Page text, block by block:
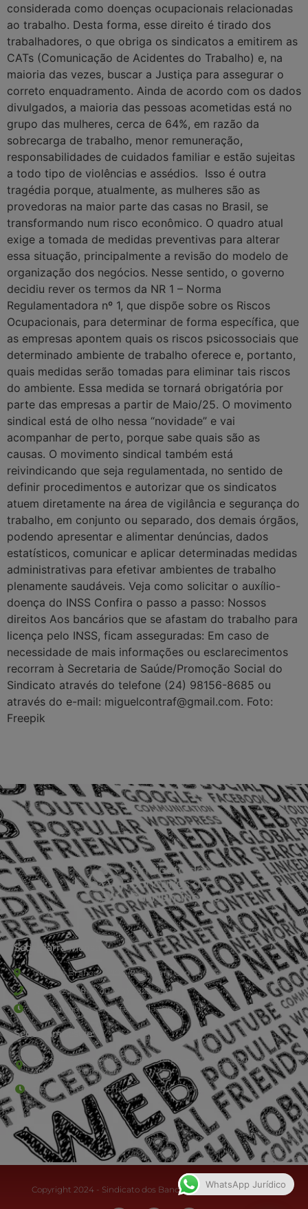
considerada como doenças ocupacionais relacionadas
ao trabalho. Desta forma, esse direito é tirado dos
trabalhadores, o que obriga os sindicatos a emitirem as
CATs (Comunicação de Acidentes do Trabalho) e, na
maioria das vezes, buscar a Justiça para assegurar o
correto enquadramento. Ainda de acordo com os dados
divulgados, a maioria das pessoas acometidas está no
grupo das mulheres, cerca de 64%, em razão da
sobrecarga de trabalho, menor remuneração,
responsabilidades de cuidados familiar e estão sujeitas
a todo tipo de violências e assédios. Isso é outra
tragédia porque, atualmente, as mulheres são as
provedoras na maior parte das casas no Brasil, se
transformando num risco econômico. O quadro atual
exige a tomada de medidas preventivas para alterar
essa situação, principalmente a revisão do modelo de
organização dos negócios. Nesse sentido, o governo
decidiu rever os termos da NR 1 – Norma
Regulamentadora nº 1, que dispõe sobre os Riscos
Ocupacionais, para determinar de forma específica, que
as empresas apontem quais os riscos psicossociais que
determinado ambiente de trabalho oferece e, portanto,
quais medidas serão tomadas para eliminar tais riscos
do ambiente. Essa medida se tornará obrigatória por
parte das empresas a partir de Maio/25. O movimento
sindical está de olho nessa “novidade” e vai
acompanhar de perto, porque sabe quais são as
causas. O movimento sindical também está
reivindicando que seja regulamentada, no sentido de
definir procedimentos e autorizar que os sindicatos
atuem diretamente na área de vigilância e segurança do
trabalho, em conjunto ou separado, dos demais órgãos,
podendo apresentar e alimentar denúncias, dados
estatísticos, comunicar e aplicar determinadas medidas
administrativas para efetivar ambientes de trabalho
plenamente saudáveis. Veja como solicitar o auxílio-
doença do INSS Confira o passo a passo: Nossos
direitos Aos bancários que se afastam do trabalho para
licença pelo INSS, ficam asseguradas: Em caso de
necessidade de mais informações ou esclarecimentos
recorram à Secretaria de Saúde/Promoção Social do
Sindicato através do telefone (24) 98156-8685 ou
através do e-mail: miguelcontraf@gmail.com. Foto:
Freepik
Sede Barra Mansa
Rua Rio Branco, nº107 (2º andar), Centro - Cep: 27.330-030
(24) 3323-2848 ou (24) 3323-2500
De segunda à sexta-feira , das 9h às 17h.
Sede Campestre:
Estrada Governador Chagas Freitas – 3.780 – Colônia Santo
Antônio – Barra Mansa
De terça-feira a domingo, das 9h às 17h
Copyright 2024 - Sindicato dos Bancários do Sul Fluminense
WhatsApp Jurídico